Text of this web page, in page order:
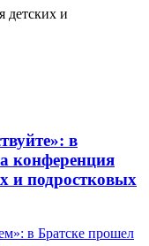
детских и
в
конференция
и подростковых